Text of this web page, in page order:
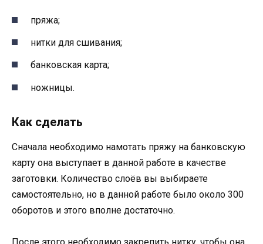
пряжа;
нитки для сшивания;
банковская карта;
ножницы.
Как сделать
Сначала необходимо намотать пряжу на банковскую
карту она выступает в данной работе в качестве
заготовки. Количество слоёв вы выбираете
самостоятельно, но в данной работе было около 300
оборотов и этого вполне достаточно.